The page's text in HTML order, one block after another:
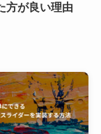
方が良い理由